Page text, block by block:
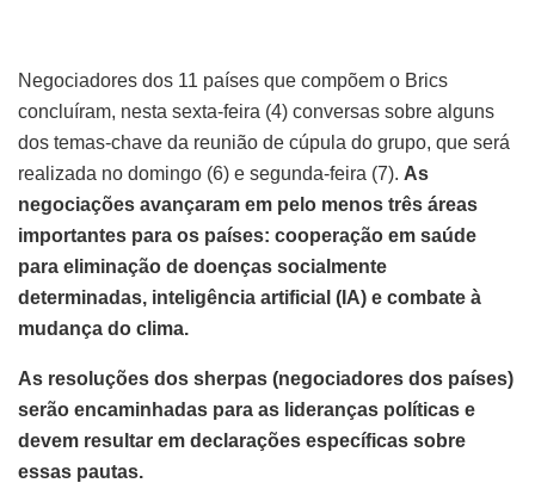
Negociadores dos 11 países que compõem o Brics
concluíram, nesta sexta-feira (4) conversas sobre alguns
dos temas-chave da reunião de cúpula do grupo, que será
realizada no domingo (6) e segunda-feira (7). As
negociações avançaram em pelo menos três áreas
importantes para os países: cooperação em saúde
para eliminação de doenças socialmente
determinadas, inteligência artificial (IA) e combate à
mudança do clima.
As resoluções dos sherpas (negociadores dos países)
serão encaminhadas para as lideranças políticas e
devem resultar em declarações específicas sobre
essas pautas.